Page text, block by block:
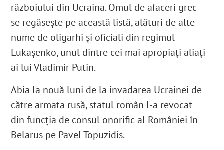
războiului din Ucraina. Omul de afaceri grec
se regăsește pe această listă, alături de alte
nume de oligarhi și oficiali din regimul
Lukașenko, unul dintre cei mai apropiați aliați
ai lui Vladimir Putin.
Abia la nouă luni de la invadarea Ucrainei de
către armata rusă, statul român l-a revocat
din funcția de consul onorific al României în
Belarus pe Pavel Topuzidis.